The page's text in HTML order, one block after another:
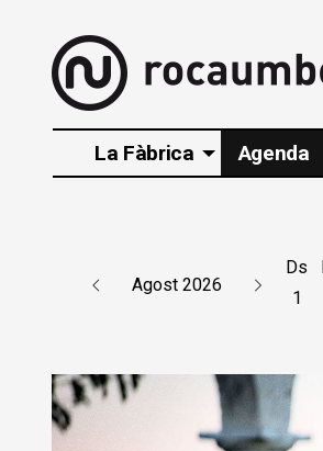
La Fàbrica Agenda
Agost 2026
Ds
1